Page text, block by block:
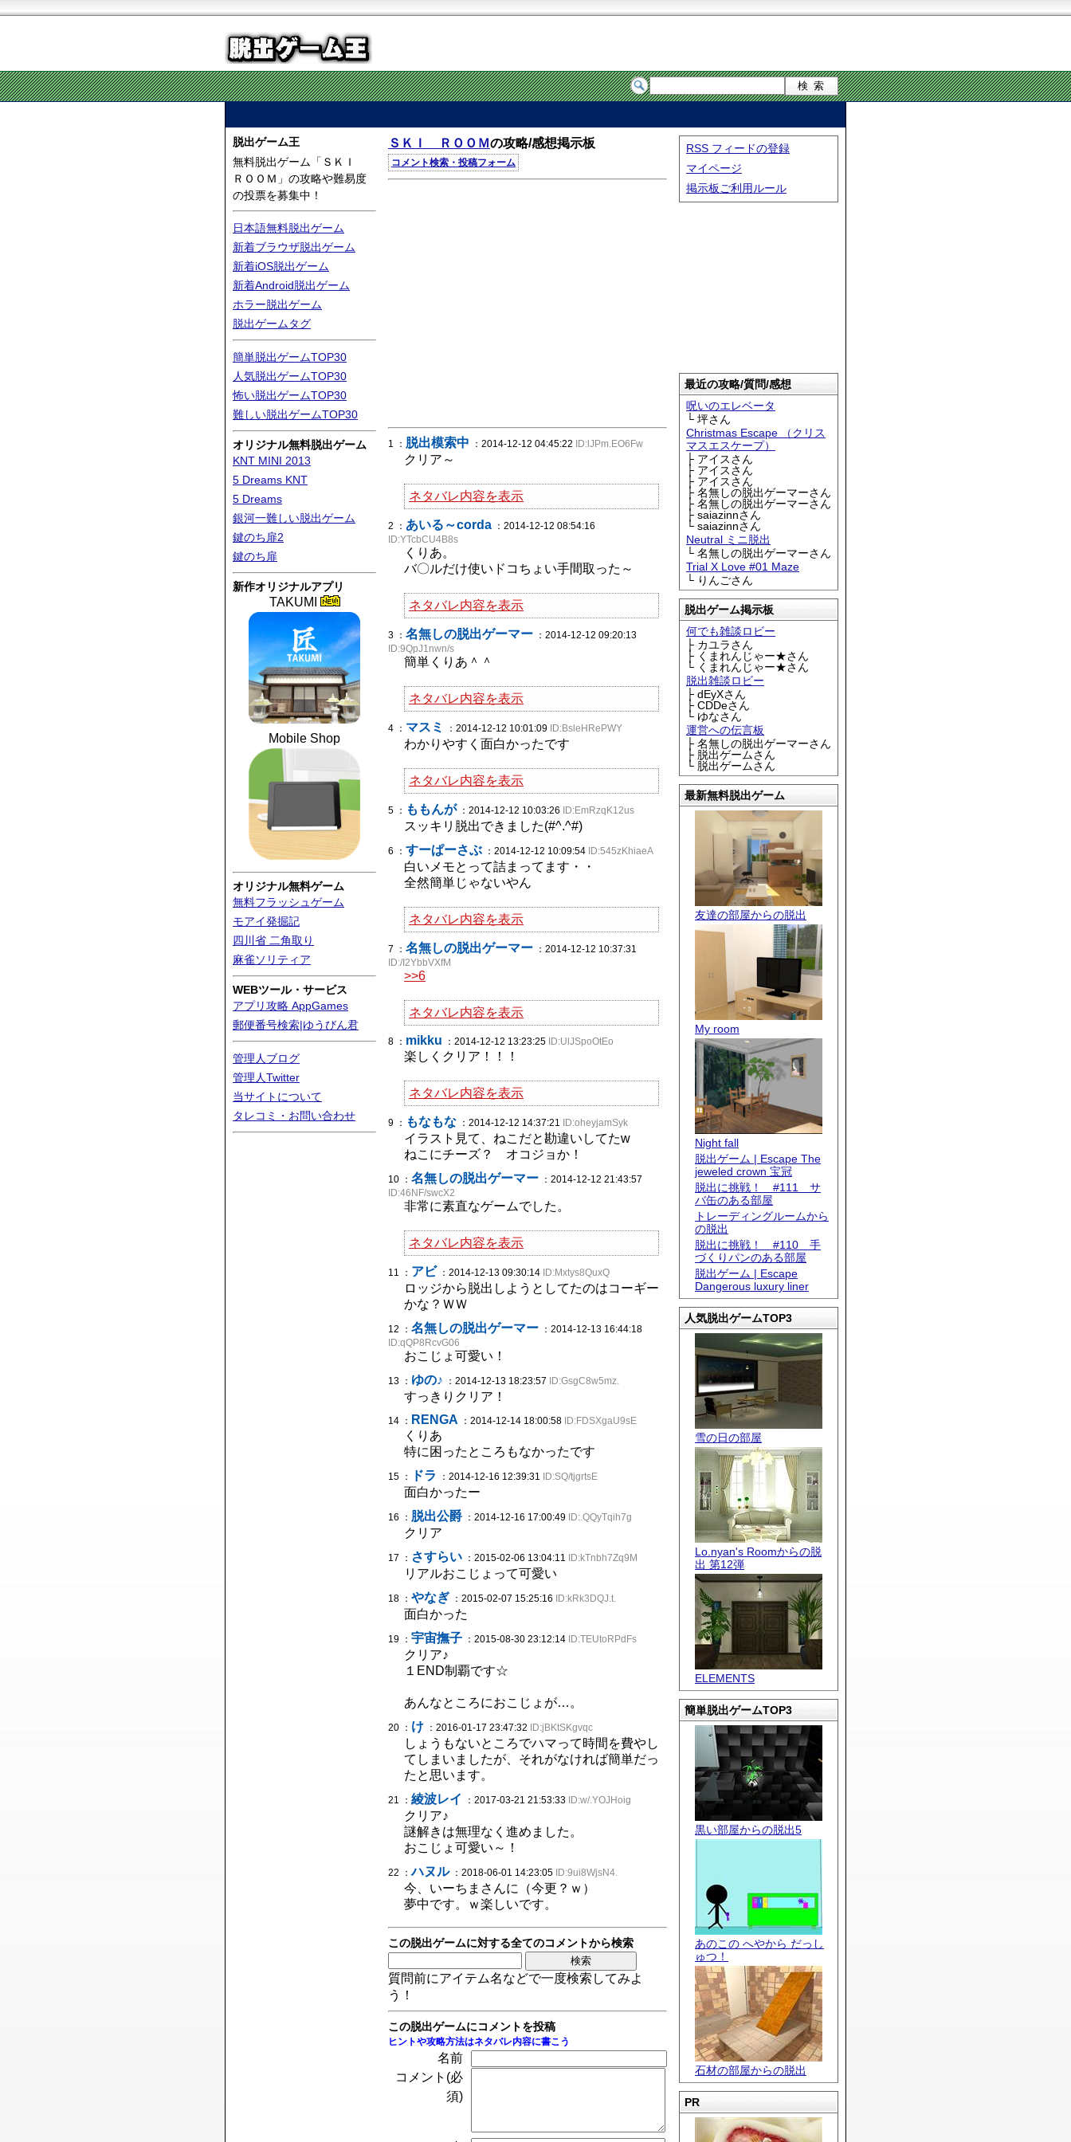
脱出ゲーム王
無料脱出ゲーム「ＳＫＩ
ＲＯＯＭ」の攻略や難易度
の投票を募集中！
日本語無料脱出ゲーム
新着ブラウザ脱出ゲーム
新着iOS脱出ゲーム
新着Android脱出ゲーム
ホラー脱出ゲーム
脱出ゲームタグ
簡単脱出ゲームTOP30
人気脱出ゲームTOP30
怖い脱出ゲームTOP30
難しい脱出ゲームTOP30
オリジナル無料脱出ゲーム
KNT MINI 2013
5 Dreams KNT
5 Dreams
銀河一難しい脱出ゲーム
鍵のち扉2
鍵のち扉
新作オリジナルアプリ
TAKUMI
Mobile Shop
オリジナル無料ゲーム
無料フラッシュゲーム
モアイ発掘記
四川省 二角取り
麻雀ソリティア
WEBツール・サービス
アプリ攻略 AppGames
郵便番号検索|ゆうびん君
管理人ブログ
管理人Twitter
当サイトについて
タレコミ・お問い合わせ
RSS フィードの登録
マイページ
掲示板ご利用ルール
最近の攻略/質問/感想
呪いのエレベータ
└ 坪さん
Christmas Escape （クリス
マスエスケープ）
├ アイスさん
├ アイスさん
├ アイスさん
├ 名無しの脱出ゲーマーさん
├ 名無しの脱出ゲーマーさん
├ saiazinnさん
└ saiazinnさん
Neutral ミニ脱出
└ 名無しの脱出ゲーマーさん
Trial X Love #01 Maze
└ りんごさん
脱出ゲーム掲示板
何でも雑談ロビー
├ カユラさん
├ くまれんじゃー★さん
└ くまれんじゃー★さん
脱出雑談ロビー
├ dEyXさん
├ CDDeさん
└ ゆなさん
運営への伝言板
├ 名無しの脱出ゲーマーさん
├ 脱出ゲームさん
└ 脱出ゲームさん
最新無料脱出ゲーム
友達の部屋からの脱出
My room
Night fall
脱出ゲーム | Escape The
jeweled crown 宝冠
脱出に挑戦！ #111 サ
バ缶のある部屋
トレーディングルームから
の脱出
脱出に挑戦！ #110 手
づくりパンのある部屋
脱出ゲーム | Escape
Dangerous luxury liner
人気脱出ゲームTOP3
雪の日の部屋
Lo.nyan's Roomからの脱
出 第12弾
ELEMENTS
簡単脱出ゲームTOP3
黒い部屋からの脱出5
あのこの へやから だっし
ゅつ！
石材の部屋からの脱出
PR
ＳＫＩ ＲＯＯＭの攻略/感想掲示板
コメント検索・投稿フォーム
1 ： 脱出模索中 ：2014-12-12 04:45:22 ID:lJPm.EO6Fw
クリア～
ネタバレ内容を表示
2 ： あいる～corda ：2014-12-12 08:54:16
ID:YTcbCU4B8s
くりあ。
バ〇ルだけ使いドコちょい手間取った～
ネタバレ内容を表示
3 ： 名無しの脱出ゲーマー ：2014-12-12 09:20:13
ID:9QpJ1nwn/s
簡単くりあ＾＾
ネタバレ内容を表示
4 ： マスミ ：2014-12-12 10:01:09 ID:BsleHRePWY
わかりやすく面白かったです
ネタバレ内容を表示
5 ： ももんが：2014-12-12 10:03:26 ID:EmRzqK12us
スッキリ脱出できました(#^.^#)
6 ： すーぱーさぶ ：2014-12-12 10:09:54 ID:545zKhiaeA
白いメモとって詰まってます・・
全然簡単じゃないやん
ネタバレ内容を表示
7 ： 名無しの脱出ゲーマー ：2014-12-12 10:37:31
ID:/I2YbbVXfM
>>6
ネタバレ内容を表示
8 ： mikku ：2014-12-12 13:23:25 ID:UlJSpoOtEo
楽しくクリア！！！
ネタバレ内容を表示
9 ： もなもな ：2014-12-12 14:37:21 ID:oheyjamSyk
イラスト見て、ねこだと勘違いしてたw
ねこにチーズ？ オコジョか！
10 ： 名無しの脱出ゲーマー ：2014-12-12 21:43:57
ID:46NF/swcX2
非常に素直なゲームでした。
ネタバレ内容を表示
11 ： アビ ：2014-12-13 09:30:14 ID:Mxtys8QuxQ
ロッジから脱出しようとしてたのはコーギー
かな？ＷＷ
12 ： 名無しの脱出ゲーマー ：2014-12-13 16:44:18
ID:qQP8RcvG06
おこじょ可愛い！
13 ： ゆの♪ ：2014-12-13 18:23:57 ID:GsgC8w5mz.
すっきりクリア！
14 ： RENGA ：2014-12-14 18:00:58 ID:FDSXgaU9sE
くりあ
特に困ったところもなかったです
15 ： ドラ ：2014-12-16 12:39:31 ID:SQ/tjgrtsE
面白かったー
16 ： 脱出公爵 ：2014-12-16 17:00:49 ID:.QQyTqih7g
クリア
17 ： さすらい ：2015-02-06 13:04:11 ID:kTnbh7Zq9M
リアルおこじょって可愛い
18 ： やなぎ ：2015-02-07 15:25:16 ID:kRk3DQJ.t.
面白かった
19 ： 宇宙撫子 ：2015-08-30 23:12:14 ID:TEUtoRPdFs
クリア♪
１END制覇です☆
あんなところにおこじょが…。
20 ： け ：2016-01-17 23:47:32 ID:jBKtSKgvqc
しょうもないところでハマって時間を費やし
てしまいましたが、それがなければ簡単だっ
たと思います。
21 ： 綾波レイ ：2017-03-21 21:53:33 ID:w/.YOJHoig
クリア♪
謎解きは無理なく進めました。
おこじょ可愛い～！
22 ：ハヌル：2018-06-01 14:23:05 ID:9ui8WjsN4.
今、いーちまさんに（今更？ｗ）
夢中です。ｗ楽しいです。
この脱出ゲームに対する全てのコメントから検索
質問前にアイテム名などで一度検索してみよ
う！
この脱出ゲームにコメントを投稿
ヒントや攻略方法はネタバレ内容に書こう
名前
コメント(必
須)